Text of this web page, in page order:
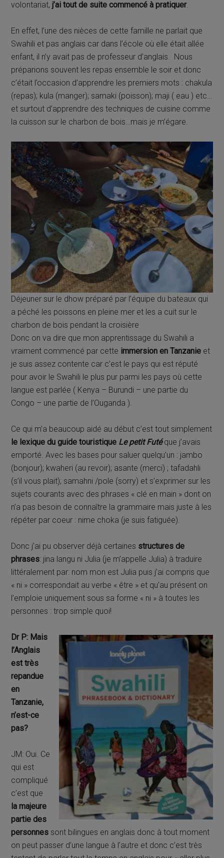
volontariat,j’ai tout de suite commencé à pratiquer.
En effet, l’une des nièces de cette famille ne parlait que
Swahili et pas anglais car dans l’école où elle était allée
enfant, il n’y avait pas de professeur d’anglais. Nous
préparions souvent les repas ensemble le soir et donc
c’était l’occasion d’apprendre les premiers mots : chakula
(repas); kula (manger); samaki (poisson); maji ( eau ) etc…
et surtout d’apprendre des techniques de cuisine comme
la cuisson sur le charbon de bois…mais je m’égare.
Déjeuner sur le dhow préparé par l’équipe du bateaux qui
a péché les poissons en pleine mer et les a cuit sur le
charbon de bois pendant la croisière
Donc on va dire que mon apprentissage du Swahili a
vraiment commencé par cette immersion en Tanzanie et
je suis assez contente car c’est le pays qui est réputé
pour avoir le Swahili le plus pur parmi les pays où cette
langue est parlée ( Kenya – Burundi – une partie du
Congo – une partie de l’Ouganda ).
Ce qui m’a beaucoup aidé au début c’est tout simplement
le lexique du guide touristique Le petit Futéque j’avais
emporté. Avec les bases pour saluer quelqu’un : jambo
(bonjour); kwaheri (au revoir); asante (merci) ; tafadahli
(s’il vous plait); samahni /pole (sorry) et s’exprimer sur les
sujets courants avec des phrases « clé en main » dont on
n’a pas besoin de connaître la grammaire mais juste à les
répéter par coeur : nime choka (je suis fatiguée).
Donc j’ai pu observer déjà certaines structures de
phrases: jina langu ni Julia (je m’appelle Julia) à traduire
littéralement par: nom mon est Julia puis j’ai compris que
« ni » correspondait au verbe « être » et qu’au présent on
l’emploie uniquement sous sa forme « ni » à toutes les
personnes : trop simple quoi!
Dr P: Mais
l’Anglais
est très
repandue
en
Tanzanie,
n’est-ce
pas?
JM: Oui. Ce
qui est
compliqué
c’est que
la majeure
partie des
personnes sont bilingues en anglais donc à tout moment
on peut passer d’une langue à l’autre et donc c’est très